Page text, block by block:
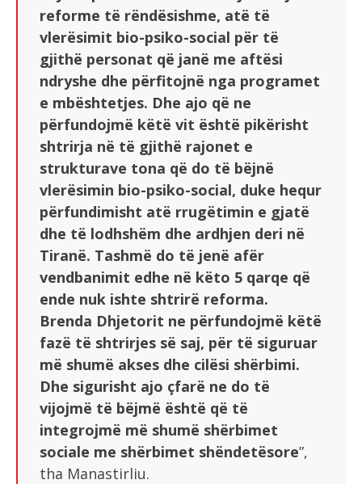
reforme të rëndësishme, atë të
vlerësimit bio-psiko-social për të
gjithë personat që janë me aftësi
ndryshe dhe përfitojnë nga programet
e mbështetjes. Dhe ajo që ne
përfundojmë këtë vit është pikërisht
shtrirja në të gjithë rajonet e
strukturave tona që do të bëjnë
vlerësimin bio-psiko-social, duke hequr
përfundimisht atë rrugëtimin e gjatë
dhe të lodhshëm dhe ardhjen deri në
Tiranë. Tashmë do të jenë afër
vendbanimit edhe në këto 5 qarqe që
ende nuk ishte shtrirë reforma.
Brenda Dhjetorit ne përfundojmë këtë
fazë të shtrirjes së saj, për të siguruar
më shumë akses dhe cilësi shërbimi.
Dhe sigurisht ajo çfarë ne do të
vijojmë të bëjmë është që të
integrojmë më shumë shërbimet
sociale me shërbimet shëndetësore”,
tha Manastirliu.